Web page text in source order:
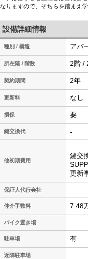
なりますので、そちらを踏まえ
設備詳細情報
種別 / 構造 アパ
所在階 / 階数 2階 /
契約期間 2年
更新料 なし
損保 要
鍵交換代 -
他初期費用
鍵交
更新
保証人代行会社
仲介手数料 7.48
バイク置き場
駐車場 有
近隣駐車場